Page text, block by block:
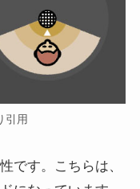
引用
です。こちらは、